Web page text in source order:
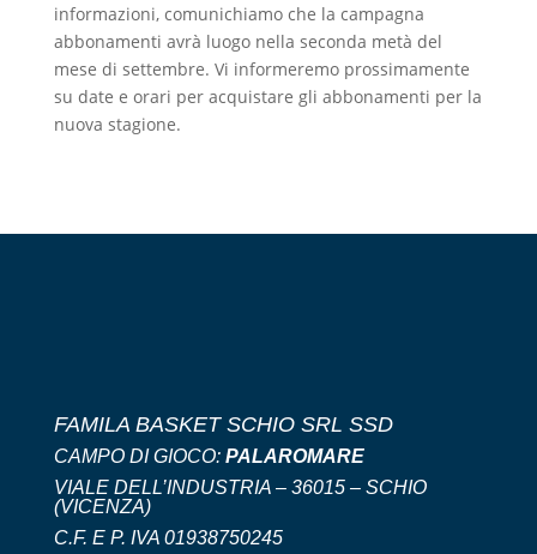
informazioni, comunichiamo che la campagna
abbonamenti avrà luogo nella seconda metà del
mese di settembre. Vi informeremo prossimamente
su date e orari per acquistare gli abbonamenti per la
nuova stagione.
FAMILA BASKET SCHIO SRL SSD
CAMPO DI GIOCO: PALAROMARE
VIALE DELL’INDUSTRIA – 36015 – SCHIO
(VICENZA)
C.F. E P. IVA 01938750245